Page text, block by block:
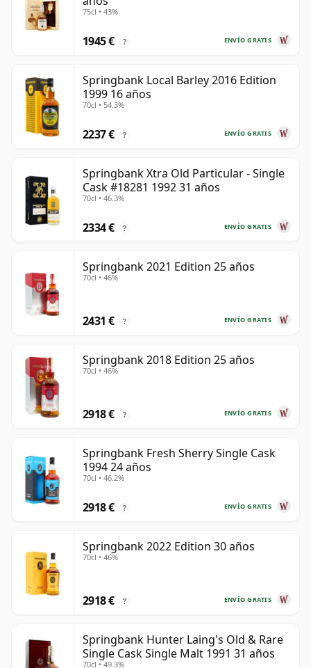
75cl • 43%
ENVÍO GRATIS
1945 € ?
Springbank Local Barley 2016 Edition
1999 16 años
70cl • 54.3%
ENVÍO GRATIS
2237 € ?
Springbank Xtra Old Particular - Single
Cask #18281 1992 31 años
70cl • 46.3%
ENVÍO GRATIS
2334 € ?
Springbank 2021 Edition 25 años
70cl • 46%
ENVÍO GRATIS
2431 € ?
Springbank 2018 Edition 25 años
70cl • 46%
ENVÍO GRATIS
2918 € ?
Springbank Fresh Sherry Single Cask
1994 24 años
70cl • 46.2%
ENVÍO GRATIS
2918 € ?
Springbank 2022 Edition 30 años
70cl • 46%
ENVÍO GRATIS
2918 € ?
Springbank Hunter Laing's Old & Rare
Single Cask Single Malt 1991 31 años
70cl • 49.3%